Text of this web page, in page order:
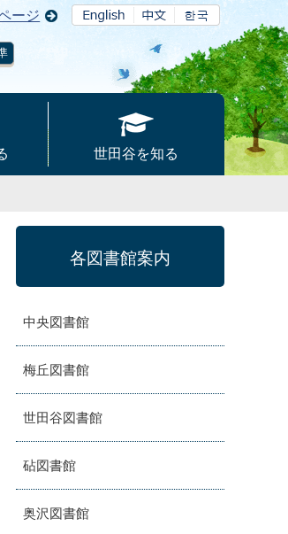
ージ
世田谷を知る
各図書館案内
中央図書館
梅丘図書館
世田谷図書館
砧図書館
奥沢図書館